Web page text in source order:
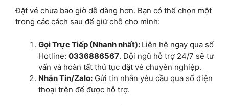
Đặt vé chưa bao giờ dễ dàng hơn. Bạn có thể chọn một
trong các cách sau để giữ chỗ cho mình:
Gọi Trực Tiếp (Nhanh nhất): Liên hệ ngay qua số
Hotline: 0336886567. Đội ngũ hỗ trợ 24/7 sẽ tư
vấn và hoàn tất thủ tục đặt vé chuyên nghiệp.
Nhắn Tin/Zalo: Gửi tin nhắn yêu cầu qua số điện
thoại trên để được hỗ trợ.